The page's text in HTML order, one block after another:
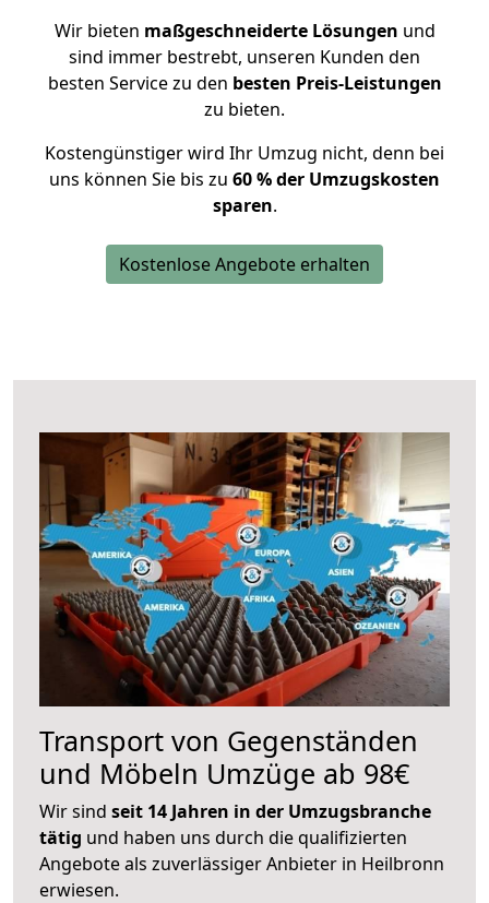
Wir bieten maßgeschneiderte Lösungen und
sind immer bestrebt, unseren Kunden den
besten Service zu den besten Preis-Leistungen
zu bieten.
Kostengünstiger wird Ihr Umzug nicht, denn bei
uns können Sie bis zu 60 % der Umzugskosten
sparen.
Kostenlose Angebote erhalten
Transport von Gegenständen
und Möbeln Umzüge ab 98€
Wir sind seit 14 Jahren in der Umzugsbranche
tätig und haben uns durch die qualifizierten
Angebote als zuverlässiger Anbieter in Heilbronn
erwiesen.